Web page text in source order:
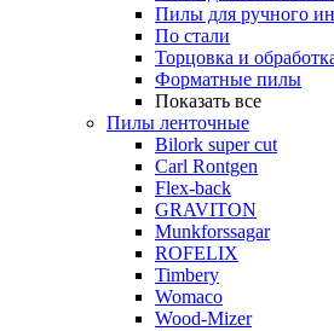
Пилы для ручного
По стали
Торцовка и
Форматные пилы
Показать все
Пилы ленточные
Bilork super cut
Carl Rontgen
Flex-back
GRAVITON
Munkforssagar
ROFELIX
Timbery
Womaco
Wood-Mizer